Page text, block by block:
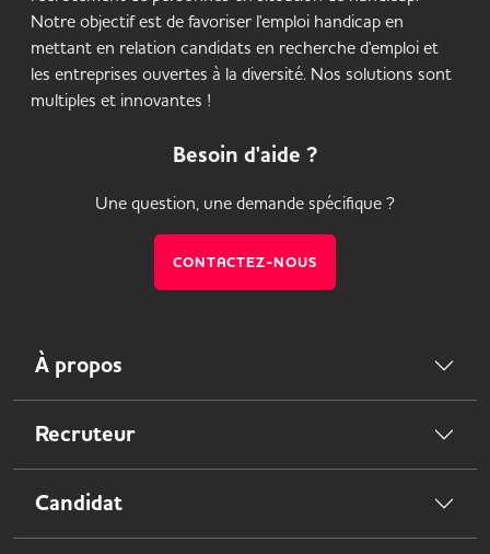
Notre objectif est de favoriser l'emploi handicap en
mettant en relation candidats en recherche d'emploi et
les entreprises ouvertes à la diversité. Nos solutions sont
multiples et innovantes !
Besoin d'aide ?
Une question, une demande spécifique ?
CONTACTEZ-NOUS
À propos
Recruteur
Candidat